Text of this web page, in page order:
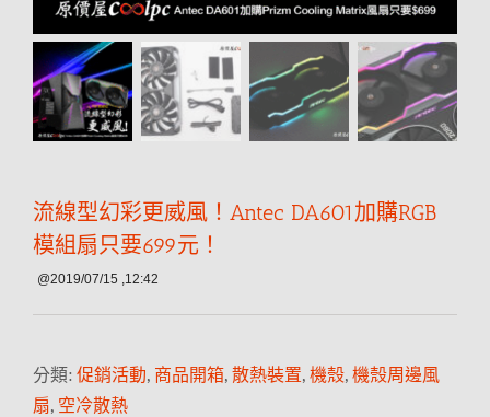
流線型幻彩更威風！Antec DA601加購RGB
模組扇只要699元！
@2019/07/15 ,12:42
分類: 促銷活動, 商品開箱, 散熱裝置, 機殼, 機殼周邊風
扇, 空冷散熱